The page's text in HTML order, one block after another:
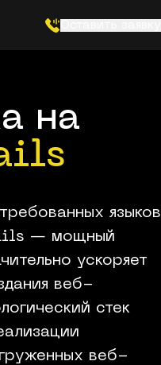
на
языков
— мощный
ускоряет
веб-
стек
веб-